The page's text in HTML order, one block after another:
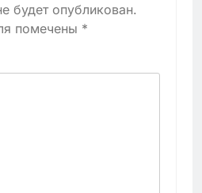
будет опубликован.
помечены *